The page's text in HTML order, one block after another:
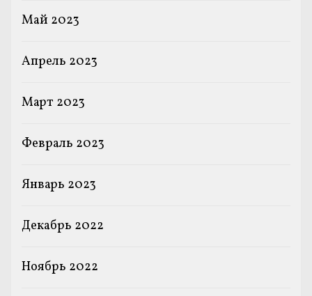
Май 2023
Апрель 2023
Март 2023
Февраль 2023
Январь 2023
Декабрь 2022
Ноябрь 2022